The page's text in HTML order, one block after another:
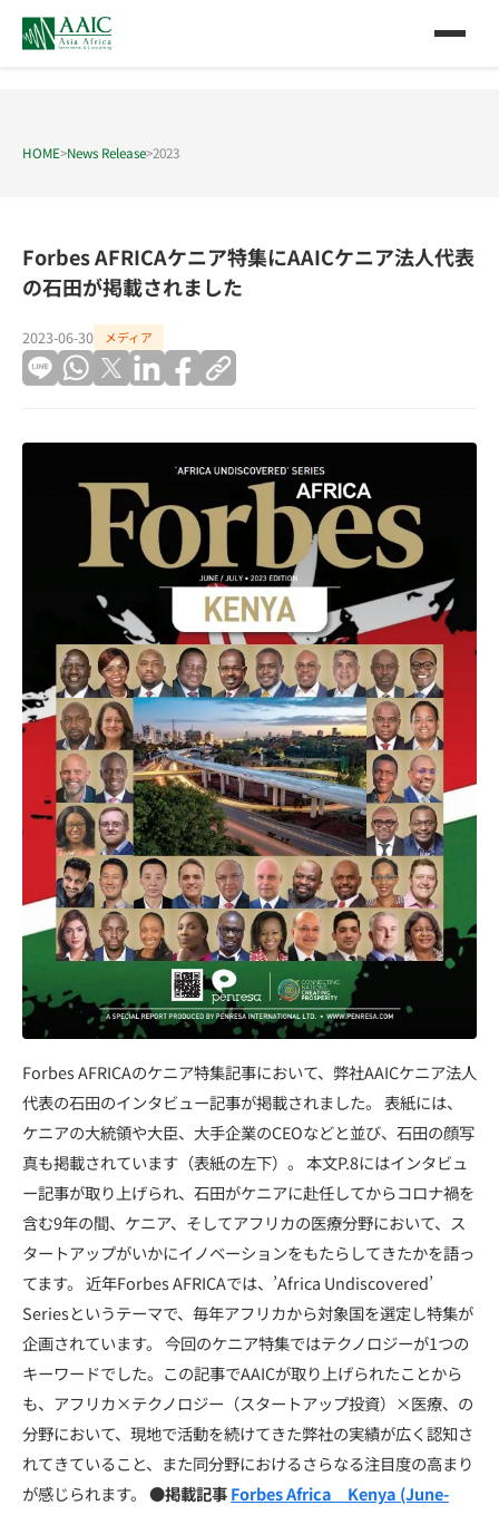
HOME>News Release>2023
Forbes AFRICAケニア特集にAAICケニア法人代表
の石田が掲載されました
2023-06-30 メディア
Forbes AFRICAのケニア特集記事において、弊社AAICケニア法人
代表の石田のインタビュー記事が掲載されました。 表紙には、
ケニアの大統領や大臣、大手企業のCEOなどと並び、石田の顔写
真も掲載されています（表紙の左下）。 本文P.8にはインタビュ
ー記事が取り上げられ、石田がケニアに赴任してからコロナ禍を
含む9年の間、ケニア、そしてアフリカの医療分野において、ス
タートアップがいかにイノベーションをもたらしてきたかを語っ
てます。 近年Forbes AFRICAでは、’Africa Undiscovered’
Seriesというテーマで、毎年アフリカから対象国を選定し特集が
企画されています。 今回のケニア特集ではテクノロジーが1つの
キーワードでした。この記事でAAICが取り上げられたことから
も、アフリカ×テクノロジー（スタートアップ投資）×医療、の
分野において、現地で活動を続けてきた弊社の実績が広く認知さ
れてきていること、また同分野におけるさらなる注目度の高まり
が感じられます。 ●掲載記事Forbes Africa Kenya (June-